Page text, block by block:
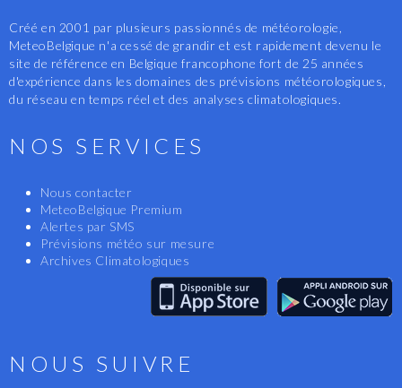
Créé en 2001 par plusieurs passionnés de météorologie,
MeteoBelgique n'a cessé de grandir et est rapidement devenu le
site de référence en Belgique francophone fort de 25 années
d'expérience dans les domaines des prévisions météorologiques,
du réseau en temps réel et des analyses climatologiques.
NOS SERVICES
Nous contacter
MeteoBelgique Premium
Alertes par SMS
Prévisions météo sur mesure
Archives Climatologiques
NOUS SUIVRE